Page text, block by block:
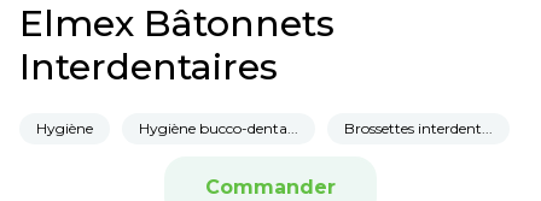
Elmex Bâtonnets
Interdentaires
Hygiène Hygiène bucco-denta... Brossettes interdent...
Commander